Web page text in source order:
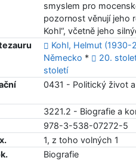
smyslem pro
pozornost věnují jeho
Kohl“, včetně jeho
Kohl, Helmut (1930-
Německo * 20.
století
0431 - Politický život
3221.2 - Biografie a
978-3-538-07272-5
1, z toho volných 1
Biografie